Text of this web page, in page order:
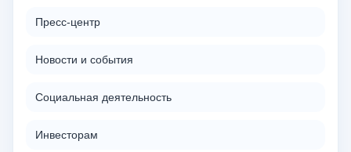
Пресс-центр
Новости и события
Социальная деятельность
Инвесторам